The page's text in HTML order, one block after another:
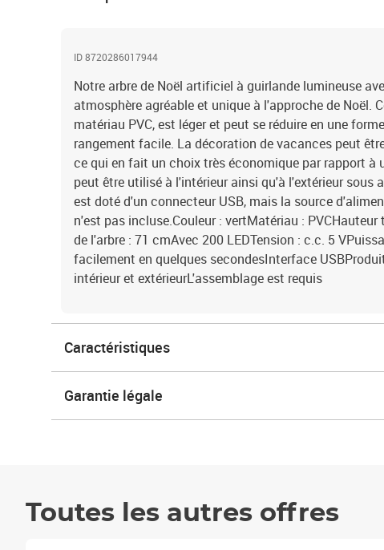
ID 8720286017944
Notre arbre de Noël artificiel à guirlande lumineuse
atmosphère agréable et unique à l'approche de Noël.
matériau PVC, est léger et peut se réduire en une
rangement facile. La décoration de vacances peut
ce qui en fait un choix très économique par rapport à
peut être utilisé à l'intérieur ainsi qu'à l'extérieur sous
est doté d'un connecteur USB, mais la source
n'est pas incluse.Couleur : vertMatériau :
de l'arbre : 71 cmAvec 200 LEDTension : c.c. 5
facilement en quelques secondesInterface
intérieur et extérieurL'assemblage est requis
Caractéristiques
Garantie légale
Toutes les autres offres